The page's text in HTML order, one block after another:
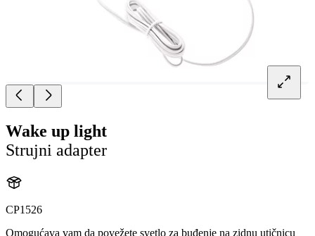
Wake up light
Strujni adapter
CP1526
Omogućava vam da povežete svetlo za buđenje na zidnu utičnicu